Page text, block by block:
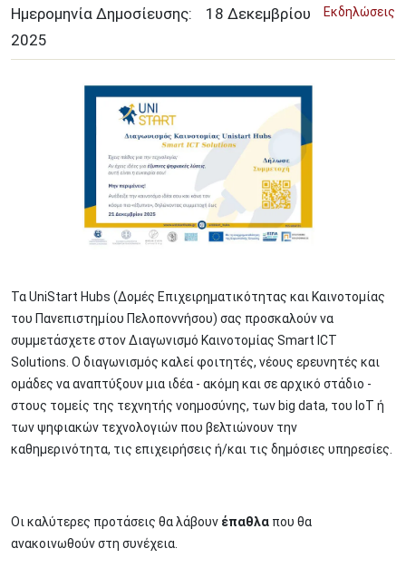
Εκδηλώσεις
Ημερομηνία Δημοσίευσης: 18 Δεκεμβρίου
2025
Τα UniStart Hubs (Δομές Επιχειρηματικότητας και Καινοτομίας
του Πανεπιστημίου Πελοποννήσου) σας προσκαλούν να
συμμετάσχετε στον Διαγωνισμό Καινοτομίας Smart ICT
Solutions. Ο διαγωνισμός καλεί φοιτητές, νέους ερευνητές και
ομάδες να αναπτύξουν μια ιδέα - ακόμη και σε αρχικό στάδιο -
στους τομείς της τεχνητής νοημοσύνης, των big data, του IoT ή
των ψηφιακών τεχνολογιών που βελτιώνουν την
καθημερινότητα, τις επιχειρήσεις ή/και τις δημόσιες υπηρεσίες.
Οι καλύτερες προτάσεις θα λάβουν έπαθλα που θα
ανακοινωθούν στη συνέχεια.